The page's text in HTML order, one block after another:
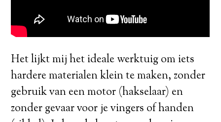
Het lijkt mij het ideale werktuig om iets
hardere materialen klein te maken, zonder
gebruik van een motor (hakselaar) en
zonder gevaar voor je vingers of handen